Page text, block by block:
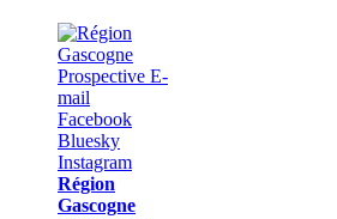
Région
Gascogne